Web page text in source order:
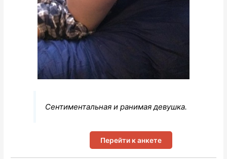
Сентиментальная и ранимая девушка.
Перейти к анкете